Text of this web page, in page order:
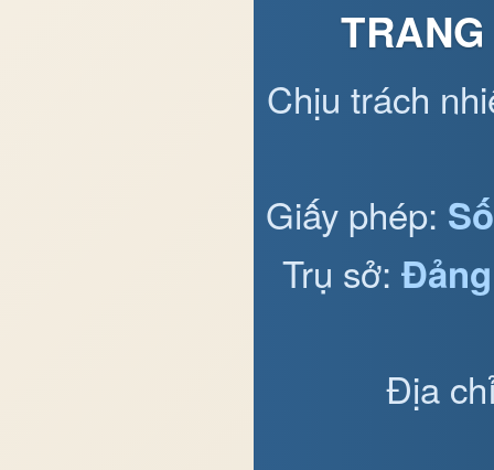
Chịu trách
Giấy phép:
Trụ sở:
Địa